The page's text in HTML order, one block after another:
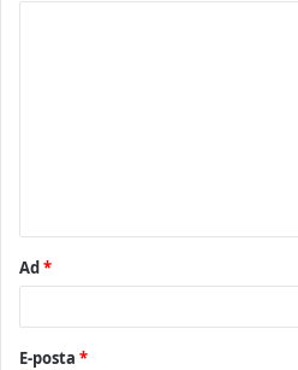
Ad*
E-posta *